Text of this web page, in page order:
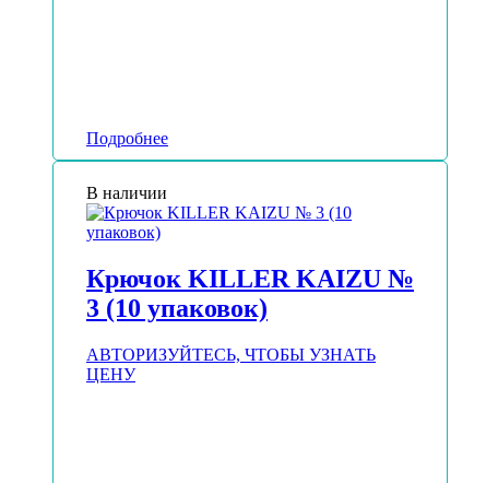
Подробнее
В наличии
Крючок KILLER KAIZU №
3 (10 упаковок)
АВТОРИЗУЙТЕСЬ, ЧТОБЫ УЗНАТЬ
ЦЕНУ